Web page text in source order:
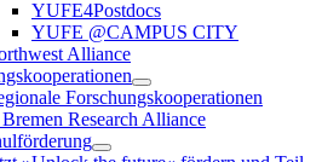
YUFE4Postdocs
YUFE @CAMPUS CITY
Alliance
Forschungskooperationen
Research Alliance